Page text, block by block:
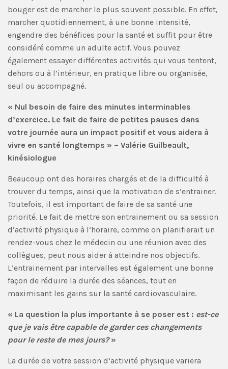
bouger est de marcher le plus souvent possible. En effet,
marcher quotidiennement, à une bonne intensité,
engendre des bénéfices pour la santé et suffit pour être
considéré comme un adulte actif. Vous pouvez
également essayer différentes activités qui vous tentent,
dehors ou à l’intérieur, en pratique libre ou organisée,
seul ou accompagné.
« Nul besoin de faire des minutes interminables
d’exercice. Le fait de faire de petites pauses dans
votre journée aura un impact positif et vous aidera à
vivre en santé longtemps » – Valérie Guilbeault,
kinésiologue
Beaucoup ont des horaires chargés et de la difficulté à
trouver du temps, ainsi que la motivation de s’entrainer.
Toutefois, il est important de faire de sa santé une
priorité. Le fait de mettre son entrainement ou sa session
d’activité physique à l’horaire, comme on planifierait un
rendez-vous chez le médecin ou une réunion avec des
collègues, peut nous aider à atteindre nos objectifs.
L’entrainement par intervalles est également une bonne
façon de réduire la durée des séances, tout en
maximisant les gains sur la santé cardiovasculaire.
« La question la plus importante à se poser est : est-ce
que je vais être capable de garder ces changements
pour le reste de mes jours?»
La durée de votre session d’activité physique variera